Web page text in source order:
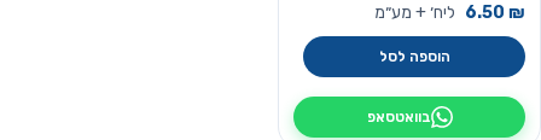
6.50 ₪ ליח׳ + מע״מ
הוספה לסל
בוואטסאפ